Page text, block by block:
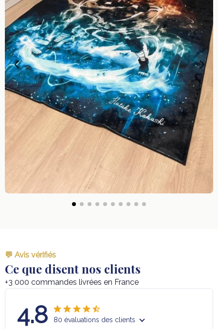
💬 Avis vérifiés
Ce que disent nos clients
+3 000 commandes livrées en France
4.8 80 évaluations des clients